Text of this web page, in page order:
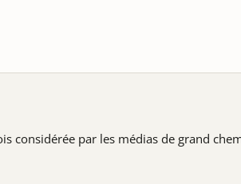
considérée par les médias de grand